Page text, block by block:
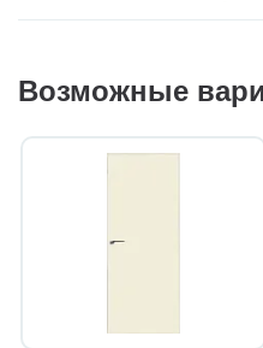
Возможные